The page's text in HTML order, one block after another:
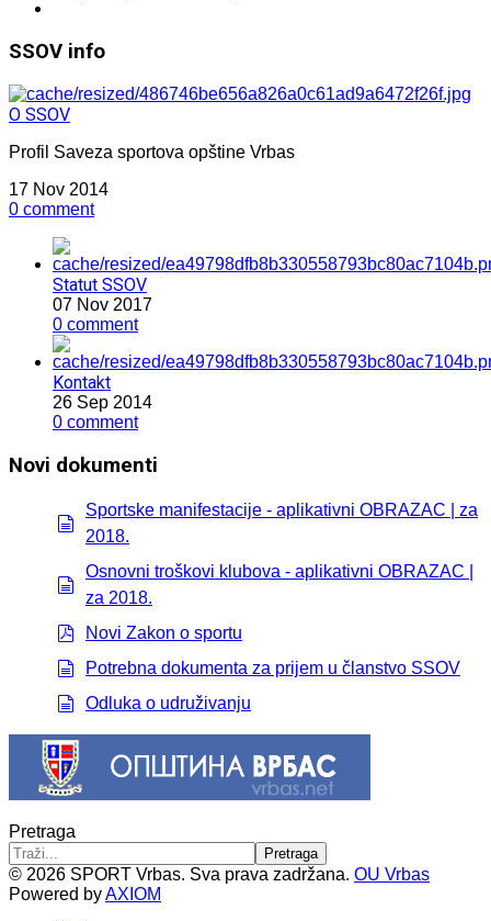
SSOV info
O SSOV
Profil Saveza sportova opštine Vrbas
17 Nov 2014
0 comment
Statut SSOV
07 Nov 2017
0 comment
Kontakt
26 Sep 2014
0 comment
Novi dokumenti
document
Sportske manifestacije - aplikativni OBRAZAC | za
2018.
document
Osnovni troškovi klubova - aplikativni OBRAZAC |
za 2018.
Novi Zakon o sportu
Potrebna dokumenta za prijem u članstvo SSOV
Odluka o udruživanju
Pretraga
Pretraga
© 2026 SPORT Vrbas. Sva prava zadržana. OU Vrbas
Powered byAXIOM